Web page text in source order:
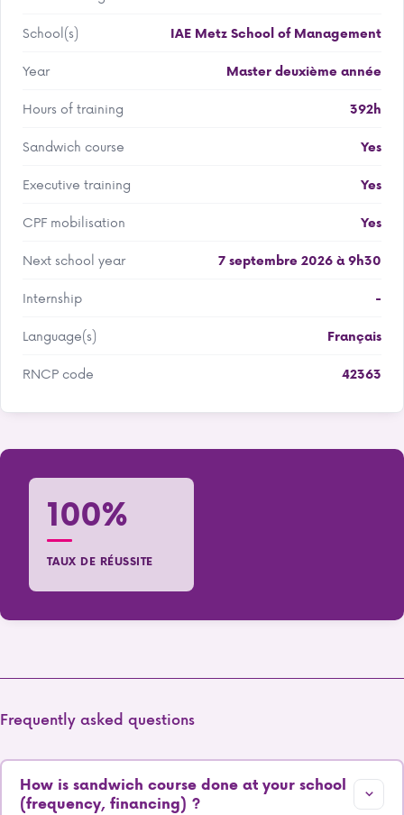
School(s) IAE Metz School of Management
Year Master deuxième année
Hours of training 392h
Sandwich course Yes
Executive training Yes
CPF mobilisation Yes
Next school year 7 septembre 2026 à 9h30
Internship -
Language(s) Français
RNCP code 42363
100%
TAUX DE RÉUSSITE
Frequently asked questions
How is sandwich course done at your school
(frequency, financing) ?